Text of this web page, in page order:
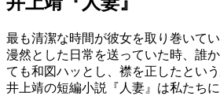
最も清潔な時間が彼女を取り巻いて
漫然とした日常を送っていた時、誰
ても和図ハッとし、襟を正したとい
井上靖の短編小説『人妻』は私たち